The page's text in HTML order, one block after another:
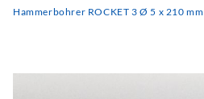
Hammerbohrer ROCKET 3 Ø 5 x 210 mm